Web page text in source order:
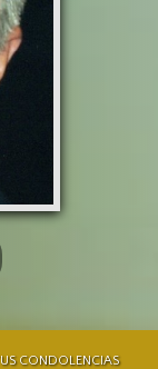
CONDOLENCIAS